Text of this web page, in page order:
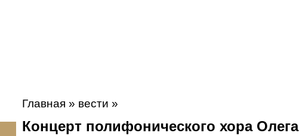
Главная » вести »
Концерт полифонического хора Олега